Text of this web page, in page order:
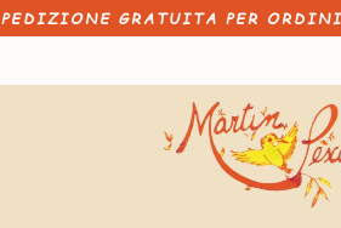
GRATUITA PER